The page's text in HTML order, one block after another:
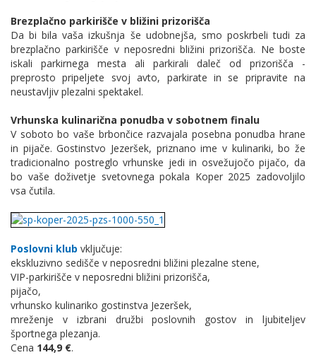
Brezplačno parkirišče v bližini prizorišča
Da bi bila vaša izkušnja še udobnejša, smo poskrbeli tudi za
brezplačno parkirišče v neposredni bližini prizorišča. Ne boste
iskali parkirnega mesta ali parkirali daleč od prizorišča -
preprosto pripeljete svoj avto, parkirate in se pripravite na
neustavljiv plezalni spektakel.
Vrhunska kulinarična ponudba v sobotnem finalu
V soboto bo vaše brbončice razvajala posebna ponudba hrane
in pijače. Gostinstvo Jezeršek, priznano ime v kulinariki, bo že
tradicionalno postreglo vrhunske jedi in osvežujočo pijačo, da
bo vaše doživetje svetovnega pokala Koper 2025 zadovoljilo
vsa čutila.
Poslovni klub vključuje:
ekskluzivno sedišče v neposredni bližini plezalne stene,
VIP-parkirišče v neposredni bližini prizorišča,
pijačo,
vrhunsko kulinariko gostinstva Jezeršek,
mreženje v izbrani družbi poslovnih gostov in ljubiteljev
športnega plezanja.
Cena 144,9 €.